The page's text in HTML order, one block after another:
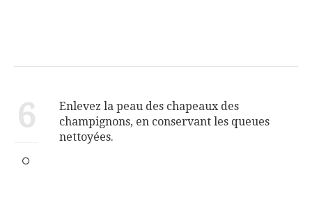
6
Enlevez la peau des chapeaux des
champignons, en conservant les queues
nettoyées.